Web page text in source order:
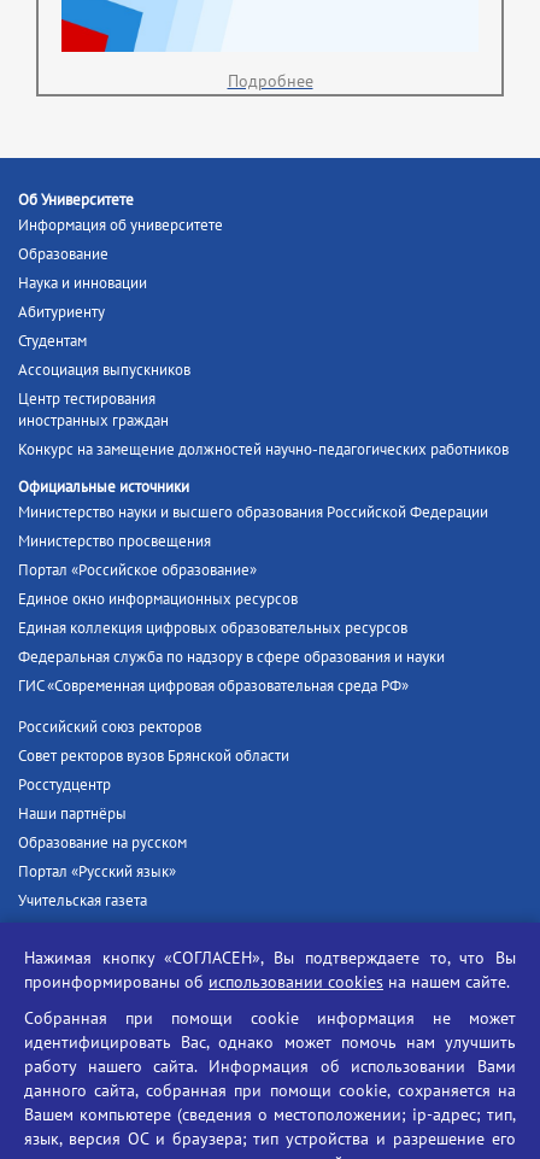
Подробнее
Об Университете
Информация об университете
Образование
Наука и инновации
Абитуриенту
Студентам
Ассоциация выпускников
Центр тестирования
иностранных граждан
Конкурс на замещение должностей научно-педагогических работников
Официальные источники
Министерство науки и высшего образования Российской Федерации
Министерство просвещения
Портал «Российское образование»
Единое окно информационных ресурсов
Единая коллекция цифровых образовательных ресурсов
Федеральная служба по надзору в сфере образования и науки
ГИС «Современная цифровая образовательная среда РФ»
Российский союз ректоров
Совет ректоров вузов Брянской области
Росстудцентр
Наши партнёры
Образование на русском
Портал «Русский язык»
Учительская газета
Единый портал государственных услуг
Противодействие угрозам информационной безопасности
Социальные ролики - Генеральная прокуратура РФ
Противодействие коррупции
БГУ против наркотиков
Нажимая кнопку «СОГЛАСЕН», Вы подтверждаете то, что Вы
проинформированы об использовании cookies на нашем сайте.
Собранная при помощи cookie информация не может
идентифицировать Вас, однако может помочь нам улучшить
работу нашего сайта. Информация об использовании Вами
данного сайта, собранная при помощи cookie, сохраняется на
Вашем компьютере (сведения о местоположении; ip-адрес; тип,
язык, версия ОС и браузера; тип устройства и разрешение его